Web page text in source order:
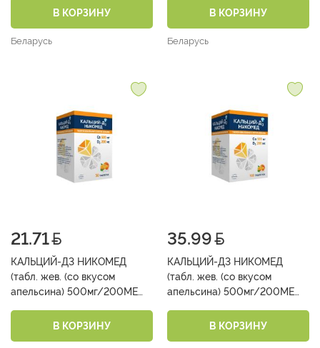
В КОРЗИНУ
Беларусь
В КОРЗИНУ
Беларусь
21.71
КАЛЬЦИЙ-Д3 НИКОМЕД
(табл. жев. (со вкусом
апельсина) 500мг/200МЕ
В КОРЗИНУ
35.99
КАЛЬЦИЙ-Д3 НИКОМЕД
(табл. жев. (со вкусом
апельсина) 500мг/200МЕ
В КОРЗИНУ